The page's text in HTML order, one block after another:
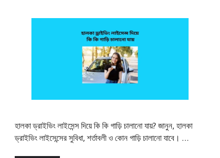
হালকা ড্রাইভিং লাইসেন্স দিয়ে কি কি গাড়ি চালানো যায়? জানুন, হালকা
ড্রাইভিং লাইসেন্সের সুবিধা, শর্তাবলী ও কোন গাড়ি চালানো যাবে। …